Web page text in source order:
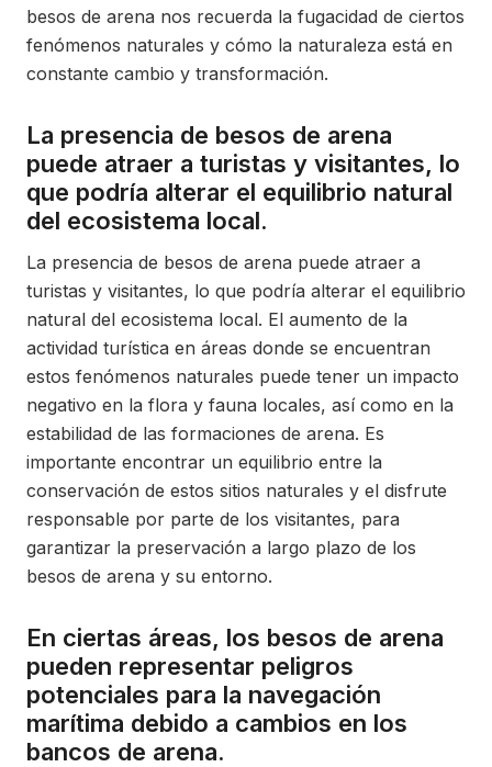
besos de arena nos recuerda la fugacidad de ciertos
fenómenos naturales y cómo la naturaleza está en
constante cambio y transformación.
La presencia de besos de arena
puede atraer a turistas y visitantes, lo
que podría alterar el equilibrio natural
del ecosistema local.
La presencia de besos de arena puede atraer a
turistas y visitantes, lo que podría alterar el equilibrio
natural del ecosistema local. El aumento de la
actividad turística en áreas donde se encuentran
estos fenómenos naturales puede tener un impacto
negativo en la flora y fauna locales, así como en la
estabilidad de las formaciones de arena. Es
importante encontrar un equilibrio entre la
conservación de estos sitios naturales y el disfrute
responsable por parte de los visitantes, para
garantizar la preservación a largo plazo de los
besos de arena y su entorno.
En ciertas áreas, los besos de arena
pueden representar peligros
potenciales para la navegación
marítima debido a cambios en los
bancos de arena.